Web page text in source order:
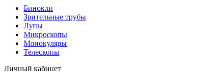
Бинокли
Зрительные трубы
Лупы
Микроскопы
Монокуляры
Телескопы
Личный кабинет